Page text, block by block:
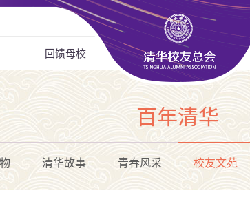
回馈母校
百年清华
清华故事 青春风采 校友文苑